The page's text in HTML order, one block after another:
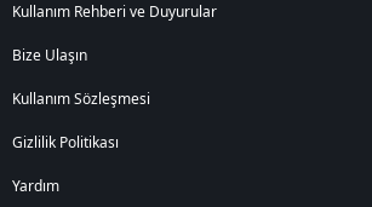
Kullanım Rehberi ve Duyurular
Bize Ulaşın
Kullanım Sözleşmesi
Gizlilik Politikası
Yardım